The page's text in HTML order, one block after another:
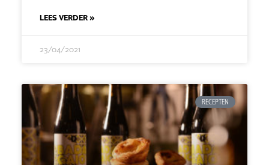
LEES VERDER »
23/04/2021
RECEPTEN